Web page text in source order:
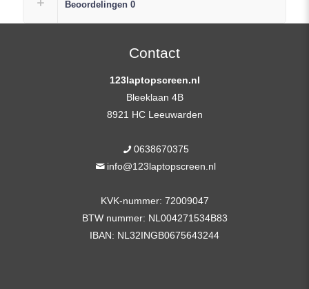
Beoordelingen 0
Contact
123laptopscreen.nl
Bleeklaan 4B
8921 HC Leeuwarden
0638670375
info@123laptopscreen.nl
KVK-nummer: 72009047
BTW nummer: NL004271534B83
IBAN: NL32INGB0675643244